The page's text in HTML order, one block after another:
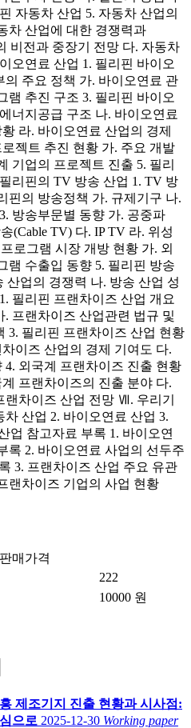
자동차 산업 5. 자동차 산업의
차 산업에 대한 경쟁력과
비전과 중장기 전망 다. 자동차
오연료 산업 1. 필리핀 바이오
의 주요 정책 가. 바이오연료 관
램 추진 구조 3. 필리핀 바이오
너지공급 구조 나. 바이오연료
라. 바이오연료 산업의 경제
젝트 추진 현황 가. 주요 개발
기업의 프로젝트 진출 5. 필리
리핀의 TV 방송 산업 1. TV 방
핀의 방송정책 가. 규제기구 나.
방송부문별 동향 가. 공중파
(Cable TV) 다. IP TV 라. 위성
로그램 시장 개방 현황 가. 외
램 수출입 동향 5. 필리핀 방송
업의 경쟁력 나. 방송 산업 성
필리핀 프랜차이즈 산업 개요
프랜차이즈 산업관련 법규 및
3. 필리핀 프랜차이즈 산업 현황
이즈 산업의 경제 기여도 다.
외국계 프랜차이즈 진출 현황
프랜차이즈의 진출 분야 다.
랜차이즈 산업 전망 Ⅶ. 우리기
산업 2. 바이오연료 산업 3.
업 참고자료 부록 1. 바이오연
록 2. 바이오연료 사업의 선두주
3. 프랜차이즈 산업 주요 유관
랜차이즈 기업의 사업 현황
매가격
222
10000 원
제조기지 진출 현황과 시사점:
으로 2025-12-30 Working paper